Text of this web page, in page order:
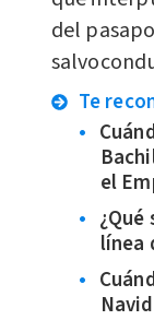
del
Te
el
línea